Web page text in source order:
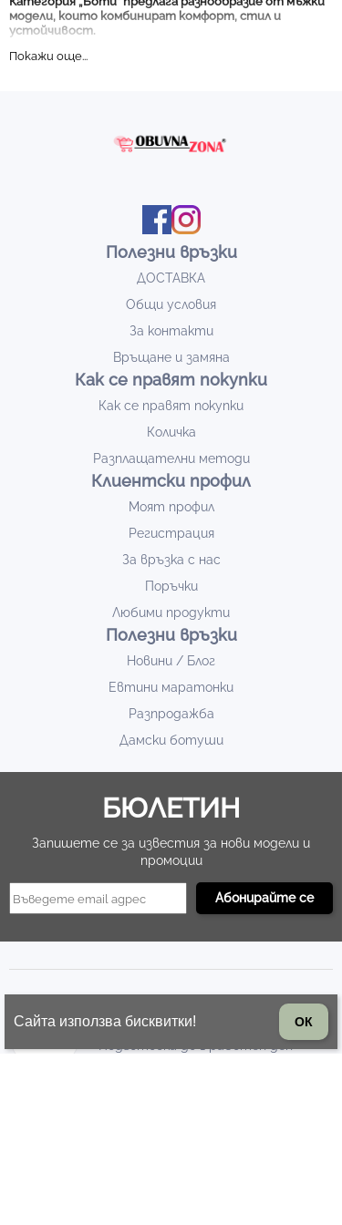
модели, които комбинират комфорт, стил и
устойчивост.
Основни характеристики:
Разнообразие от моделиза различни поводи и
Полезни връзки
ДОСТАВКА
Общи условия
За контакти
Връщане и замяна
Как се правят покупки
Как се правят покупки
Количка
Разплащателни методи
Клиентски профил
Моят профил
Регистрация
За връзка с нас
Поръчки
Любими продукти
Полезни връзки
Новини / Блог
Евтини маратонки
Разпродажба
Дамски ботуши
БЮЛЕТИН
Запишете се за известия за нови модели и
промоции
БЪРЗА ОБРАБОТКА
Сайта използва бисквитки! ОК